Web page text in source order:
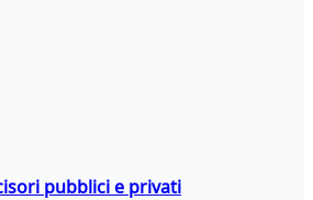
pubblici e privati